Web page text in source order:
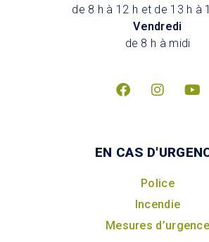
de 8 h à 12 h et de 13 h à
Vendredi
de 8 h à midi
EN CAS
Police
Incendie
Mesures d’urgence